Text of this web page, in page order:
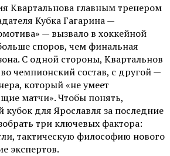
Квартальнова главным тренером
Кубка Гагарина —
— вызвало в хоккейной
споров, чем финальная
С одной стороны, Квартальнов
чемпионский состав, с другой —
который «не умеет
матчи». Чтобы понять,
кубок для Ярославля за последние
три ключевых фактора:
тактическую философию нового
экспертов.